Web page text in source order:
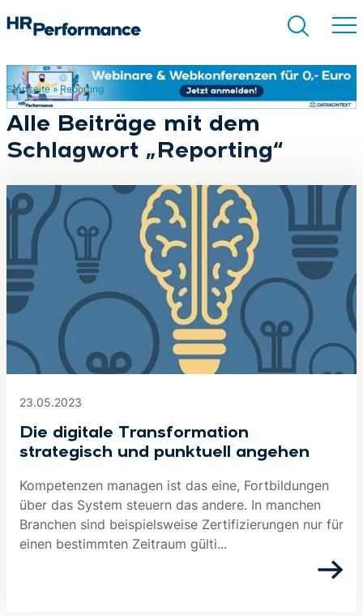
Suchen
Startseite» Reporting
Alle Beiträge mit dem
Schlagwort „Reporting“
23.05.2023
Die digitale Transformation
strategisch und punktuell angehen
Kompetenzen managen ist das eine, Fortbildungen
über das System steuern das andere. In manchen
Branchen sind beispielsweise Zertifizierungen nur für
einen bestimmten Zeitraum gülti...